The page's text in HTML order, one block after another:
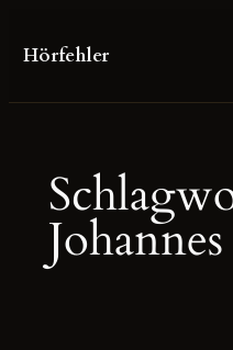
Inhalt
Hörfehler